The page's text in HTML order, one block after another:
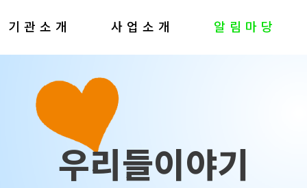
기관소개 사업소개 알림마당
우리들이야기